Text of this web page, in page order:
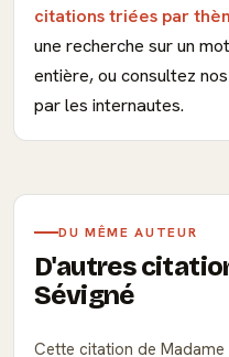
citations triées par
une recherche sur un
entière, ou consultez nos
par les internautes.
DU MÊME AUTEUR
D'autres
Sévigné
Cette citation de Madame